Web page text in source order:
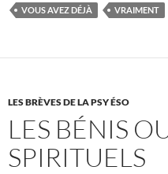
VOUS AVEZ DÉJÀ
VRAIMENT
LES BRÈVES DE LA PSY ÉSO
LES BÉNIS
SPIRITUELS